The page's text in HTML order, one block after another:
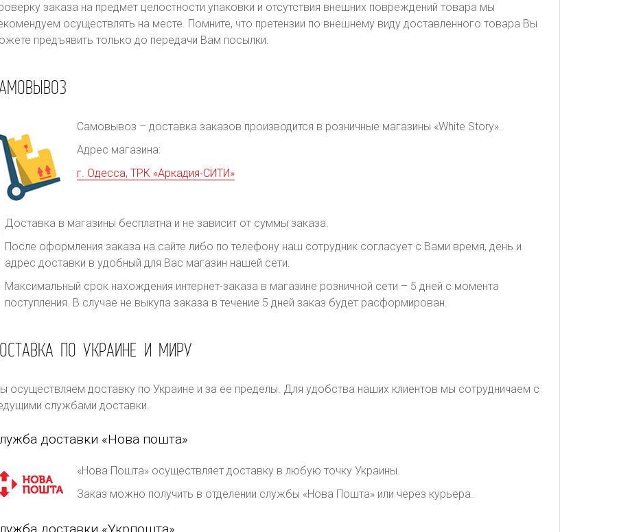
заказа на предмет целостности упаковки и отсутствия внешних повреждений товара мы
осуществлять на месте. Помните, что претензии по внешнему виду доставленного товара Вы
предъявить только до передачи Вам посылки.
Самовывоз – доставка заказов производится в розничные магазины «White Story».
Адрес магазина:
г. Одесса, ТРК «Аркадия-СИТИ»
Доставка в магазины бесплатна и не зависит от суммы заказа.
После оформления заказа на сайте либо по телефону наш сотрудник согласует с Вами время, день и
адрес доставки в удобный для Вас магазин нашей сети.
Максимальный срок нахождения интернет-заказа в магазине розничной сети – 5 дней с момента
поступления. В случае не выкупа заказа в течение 5 дней заказ будет расформирован.
ПО УКРАИНЕ И МИРУ
осуществляем доставку по Украине и за ее пределы. Для удобства наших клиентов мы сотрудничаем с
службами доставки.
доставки «Нова пошта»
«Нова Пошта» осуществляет доставку в любую точку Украины.
Заказ можно получить в отделении службы «Нова Пошта» или через курьера.